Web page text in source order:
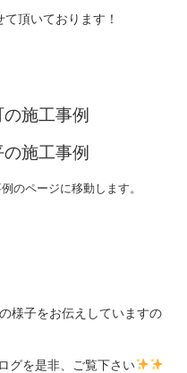
頂いております！
施工事例
施工事例
のページに移動します。
様子をお伝えしていますの
グを是非、ご覧下さい